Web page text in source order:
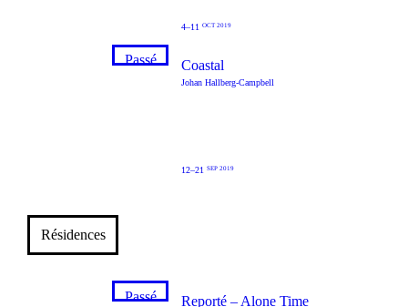
4–11 OCT 2019
Passé Coastal
Johan Hallberg-Campbell
12–21 SEP 2019
Résidences
Passé Reporté – Alone Time